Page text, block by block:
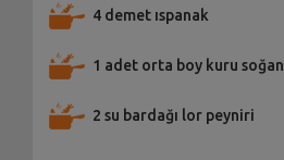
4 demet ıspanak
1 adet orta boy kuru soğan
2 su bardağı lor peyniri